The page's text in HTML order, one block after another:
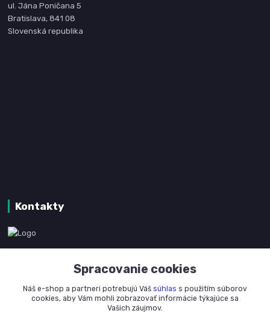
ul. Jána Poničana 5
Bratislava, 841 08
Slovenská republika
Kontakty
+421 905 327 801
(Po-Pia, 8-16 hod.)
Spracovanie cookies
Náš e-shop a partneri potrebujú Váš súhlas s použitím súborov
cookies, aby Vám mohli zobrazovať informácie týkajúce sa
Vašich záujmov.